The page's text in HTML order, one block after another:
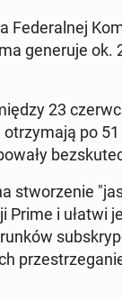
Fe­de­ral­nej
ge­ne­ru­je ok.
23
po 51
stwo­rze­nie
i ułatwi